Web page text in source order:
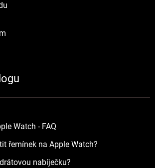
Watch - FAQ
řemínek na Apple Watch?
nabíječku?